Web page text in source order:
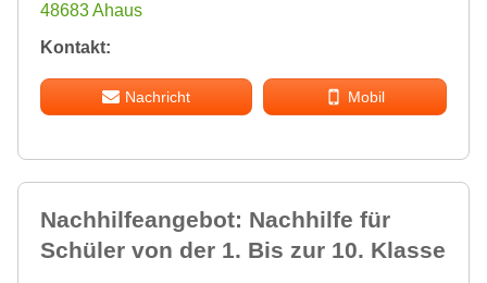
48683 Ahaus
Kontakt:
Nachricht Mobil
Nachhilfeangebot: Nachhilfe für
Schüler von der 1. Bis zur 10. Klasse